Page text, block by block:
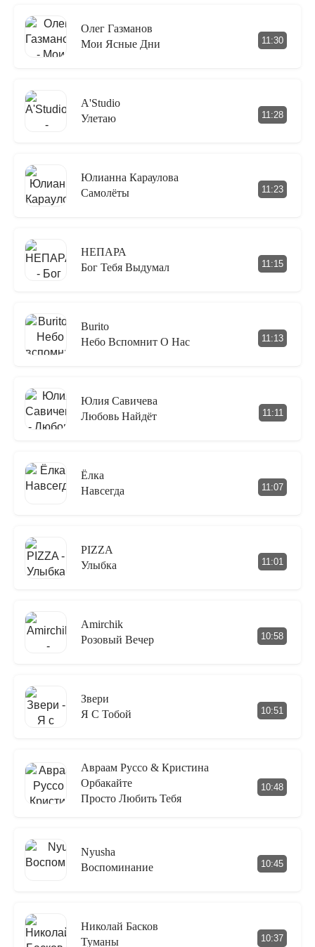
Олег Газманов
Мои Ясные Дни
11:30
A'Studio
Улетаю
11:28
Юлианна Караулова
Самолёты
11:23
НЕПАРА
Бог Тебя Выдумал
11:15
Burito
Небо Вспомнит О Нас
11:13
Юлия Савичева
Любовь Найдёт
11:11
Ёлка
Навсегда
11:07
PIZZA
Улыбка
11:01
Amirchik
Розовый Вечер
10:58
Звери
Я С Тобой
10:51
Авраам Руссо & Кристина
Орбакайте
Просто Любить Тебя
10:48
Nyusha
Воспоминание
10:45
Николай Басков
Туманы
10:37